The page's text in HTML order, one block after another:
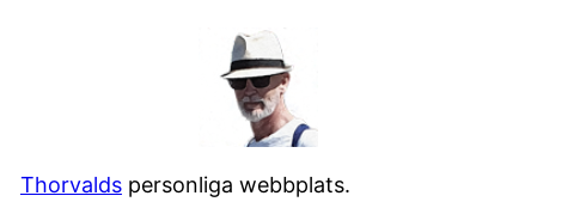
Thorvaldspersonliga webbplats.